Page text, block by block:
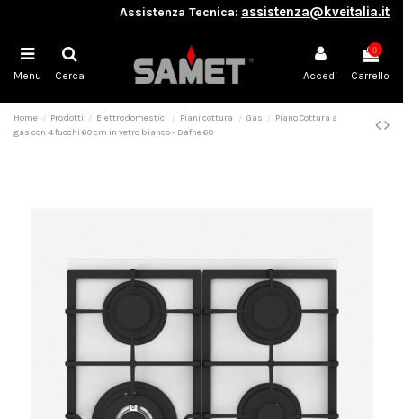
Assistenza Tecnica: assistenza@kveitalia.it
Menu Cerca Accedi
0
Carrello
Home Prodotti Elettrodomestici Piani cottura Gas
Piano Cottura a
gas con 4 fuochi 60 cm in vetro bianco - Dafne 60